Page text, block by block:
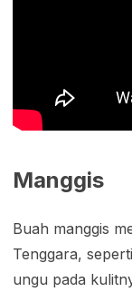
Manggis
Buah manggis
Tenggara,
ungu pada